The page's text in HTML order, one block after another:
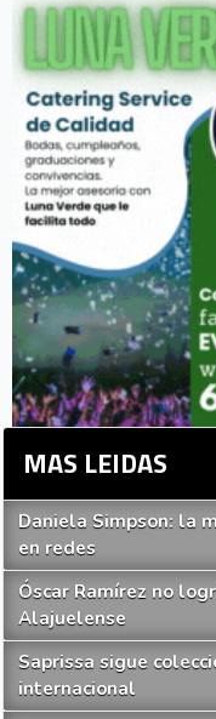
MAS LEIDAS
Daniela Simpson: la
en redes
Óscar Ramírez no
Alajuelense
Saprissa sigue
internacional